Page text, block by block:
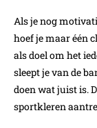
Als je nog
hoef je maar één
als doel om het
sleept je van de
doen wat juist is.
sportkleren